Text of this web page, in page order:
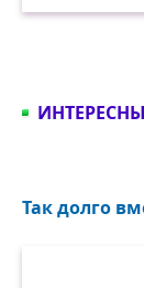
Так долго